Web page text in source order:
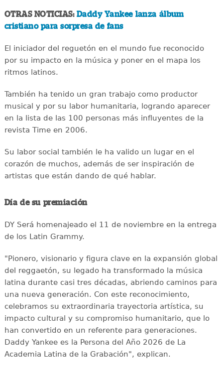
OTRAS NOTICIAS: Daddy Yankee lanza álbum
cristiano para sorpresa de fans
El iniciador del reguetón en el mundo fue reconocido
por su impacto en la música y poner en el mapa los
ritmos latinos.
También ha tenido un gran trabajo como productor
musical y por su labor humanitaria, logrando aparecer
en la lista de las 100 personas más influyentes de la
revista Time en 2006.
Su labor social también le ha valido un lugar en el
corazón de muchos, además de ser inspiración de
artistas que están dando de qué hablar.
Día de su premiación
DY Será homenajeado el 11 de noviembre en la entrega
de los Latin Grammy.
"Pionero, visionario y figura clave en la expansión global
del reggaetón, su legado ha transformado la música
latina durante casi tres décadas, abriendo caminos para
una nueva generación. Con este reconocimiento,
celebramos su extraordinaria trayectoria artística, su
impacto cultural y su compromiso humanitario, que lo
han convertido en un referente para generaciones.
Daddy Yankee es la Persona del Año 2026 de La
Academia Latina de la Grabación", explican.